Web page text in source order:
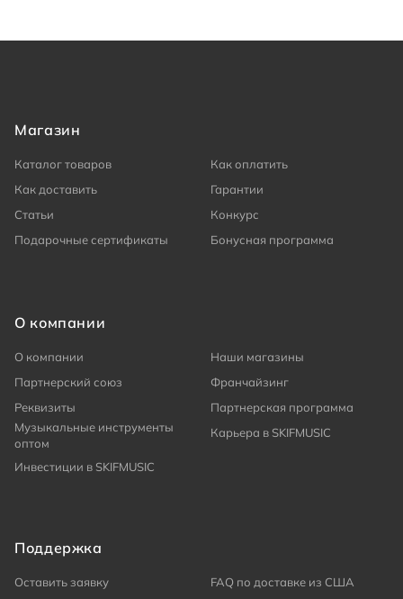
Магазин
Каталог товаров
Как оплатить
Как доставить
Гарантии
Статьи
Конкурс
Подарочные сертификаты
Бонусная программа
О компании
О компании
Наши магазины
Партнерский союз
Франчайзинг
Реквизиты
Партнерская программа
Музыкальные инструменты
оптом
Карьера в SKIFMUSIC
Инвестиции в SKIFMUSIC
Поддержка
Оставить заявку
FAQ по доставке из США